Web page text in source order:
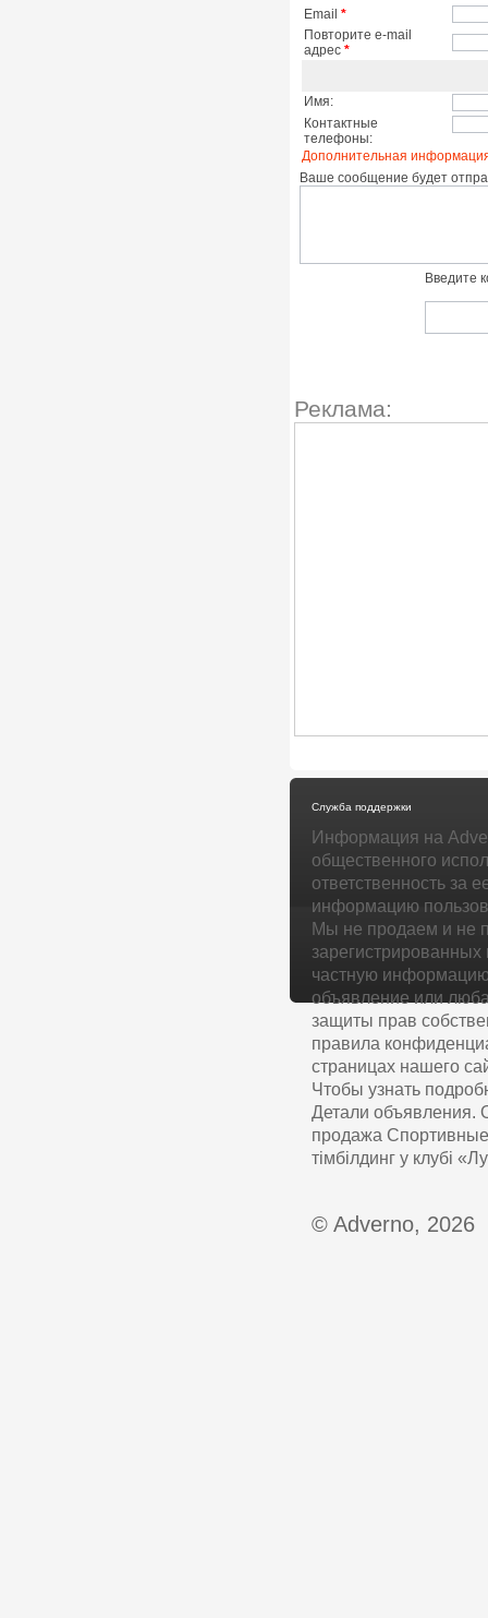
Email *
Повторите e-mail
адрес *
Имя:
Контактные
телефоны:
Дополнительная
Ваше сообщение будет
Введите
Реклама:
Служба поддержки
Информация на
общественного
ответственность за
информацию
Мы не продаем и не
частную информацию
объявление или
защиты прав
правила
страницах нашего
Чтобы узнать
Детали объявления.
продажа
тімбілдинг у клубі
© Adverno, 2026